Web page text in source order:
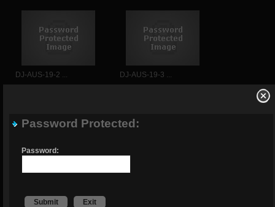
DJ-AUS-19-2 ... DJ-AUS-19-3 ...
Password Protected:
Password:
Submit Exit